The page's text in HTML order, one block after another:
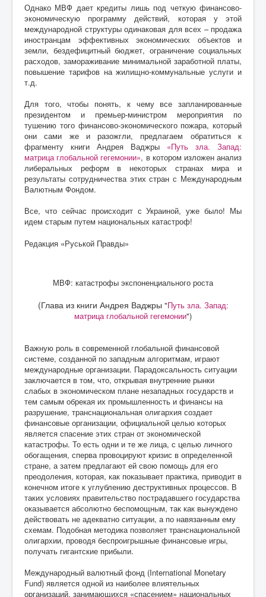
Однако МВФ дает кредиты лишь под четкую финансово-
экономическую программу действий, которая у этой
международной структуры одинаковая для всех – продажа
иностранцам эффективных экономических объектов и
земли, бездефицитный бюджет, ограничение социальных
расходов, замораживание минимальной заработной платы,
повышение тарифов на жилищно-коммунальные услуги и
т.д.
Для того, чтобы понять, к чему все запланированные
президентом и премьер-министром мероприятия по
тушению того финансово-экономического пожара, который
они сами же и разожгли, предлагаем обратиться к
фрагменту книги Андрея Ваджры «Путь зла. Запад:
матрица глобальной гегемонии», в котором изложен анализ
либеральных реформ в некоторых странах мира и
результаты сотрудничества этих стран с Международным
Валютным Фондом.
Все, что сейчас происходит с Украиной, уже было! Мы
идем старым путем национальных катастроф!
Редакция «Руськой Правды»
МВФ: катастрофы экспоненциального роста
(Глава из книги Андрея Ваджры "Путь зла. Запад:
матрица глобальной гегемонии")
Важную роль в современной глобальной финансовой
системе, созданной по западным алгоритмам, играют
международные организации. Парадоксальность ситуации
заключается в том, что, открывая внутренние рынки
слабых в экономическом плане незападных государств и
тем самым обрекая их промышленность и финансы на
разрушение, транснациональная олигархия создает
финансовые организации, официальной целью которых
является спасение этих стран от экономической
катастрофы. То есть одни и те же лица, с целью личного
обогащения, сперва провоцируют кризис в определенной
стране, а затем предлагают ей свою помощь для его
преодоления, которая, как показывает практика, приводит в
конечном итоге к углублению деструктивных процессов. В
таких условиях правительство пострадавшего государства
оказывается абсолютно беспомощным, так как вынуждено
действовать не адекватно ситуации, а по навязанным ему
схемам. Подобная методика позволяет транснациональной
олигархии, проводя беспроигрышные финансовые игры,
получать гигантские прибыли.
Международный валютный фонд (International Monetary
Fund) является одной из наиболее влиятельных
организаций, занимающихся «спасением» национальных